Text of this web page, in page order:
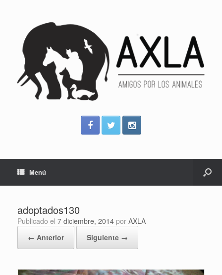
Menú
adoptados130
Publicado el 7 diciembre, 2014 por AXLA
← Anterior
Siguiente →